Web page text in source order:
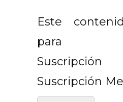
Este
para
Suscripción